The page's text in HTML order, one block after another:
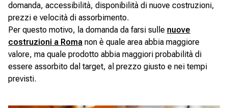
domanda, accessibilità, disponibilità di nuove costruzioni,
prezzi e velocità di assorbimento.
Per questo motivo, la domanda da farsi sulle nuove
costruzioni a Roma non è quale area abbia maggiore
valore, ma quale prodotto abbia maggiori probabilità di
essere assorbito dal target, al prezzo giusto e nei tempi
previsti.